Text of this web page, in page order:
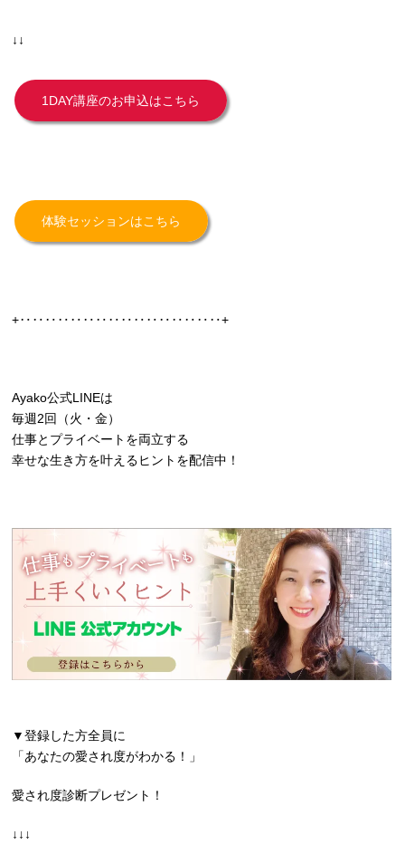
↓↓
1DAY講座のお申込はこちら
体験セッションはこちら
+‥‥‥‥‥‥‥‥‥‥‥‥‥‥‥‥+
Ayako公式LINEは
毎週2回（火・金）
仕事とプライベートを両立する
幸せな生き方を叶えるヒントを配信中！
▼登録した方全員に
「あなたの愛され度がわかる！」
愛され度診断プレゼント！
↓↓↓